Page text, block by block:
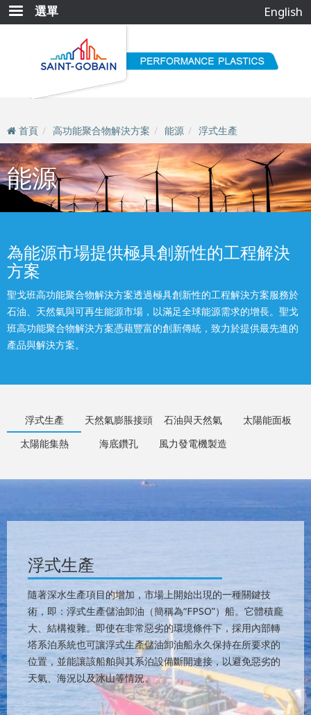
移
至
選單 English
首頁 高功能聚合物解決方案 能源 浮式生產
能源
為能源市場提供極具創新性的工程解決
方案
聖戈班高功能聚合物解決方案透過極具創新性的工程解決方案服務於
石油、天然氣與可再生能源市場，以滿足全球能源需求的增長。聖戈
班高功能聚合物解決方案憑藉豐富的創新傳統，致力於提供最先進的
產品與解決方案。
浮式生產 天然氣膨脹接頭 石油與天然氣
太陽能面板
太陽能集熱
海底鑽孔 風力發電機製造
浮式生產
隨著深水生產項目的增加，市場上開始出現的一種關鍵技
術，即：浮式生產儲油卸油（簡稱為“FPSO”）船。它體積龐
大、結構複雜。即使在非常惡劣的環境條件下，採用內部轉
塔系泊系統也可讓浮式生產儲油卸油船永久保持在所要求的
位置，並能讓該船舶與其系泊設備斷開連接，以避免惡劣的
天氣、海況以及冰山等情況。